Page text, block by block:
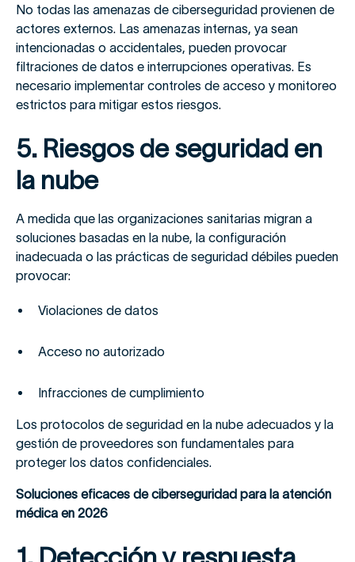
No todas las amenazas de ciberseguridad provienen de
actores externos. Las amenazas internas, ya sean
intencionadas o accidentales, pueden provocar
filtraciones de datos e interrupciones operativas. Es
necesario implementar controles de acceso y monitoreo
estrictos para mitigar estos riesgos.
5. Riesgos de seguridad en
la nube
A medida que las organizaciones sanitarias migran a
soluciones basadas en la nube, la configuración
inadecuada o las prácticas de seguridad débiles pueden
provocar:
Violaciones de datos
Acceso no autorizado
Infracciones de cumplimiento
Los protocolos de seguridad en la nube adecuados y la
gestión de proveedores son fundamentales para
proteger los datos confidenciales.
Soluciones eficaces de ciberseguridad para la atención
médica en 2026